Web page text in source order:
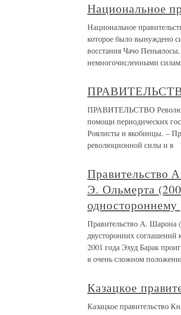
Национальное
Национальное
которое было вынуждено
восстания Чачо
немногочисленными
ПРАВИТЕЛЬСТВО
помощи периодических
Роялисты и якобинцы. –
революционной силы и в
Правительство
Э. Ольмерта
Правительство А. Шарона
двусторонних соглашений
2001 года Эхуд Барак
в очень сложном
Казацкое
Казацкое правительство